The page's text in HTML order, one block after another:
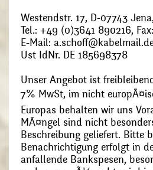
Westendstr. 17, D-07743
Tel.: +49 (0)3641 890216,
E-Mail:
Ust IdNr. DE 185698378
Unser Angebot ist
7% MwSt, im nicht
Europas behalten wir uns
MÃ¤ngel sind nicht
Beschreibung geliefert. Bitte
Benachrichtigung erfolgt in
anfallende Bankspesen,